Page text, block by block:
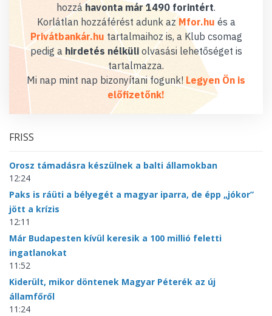
hozzáhavonta már 1490 forintért.
Korlátlan hozzáférést adunk az Mfor.hu és a
Privátbankár.hu tartalmaihoz is, a Klub csomag
pedig a hirdetés nélküliolvasási lehetőséget is
tartalmazza.
Mi nap mint nap bizonyítani fogunk! Legyen Ön is
előfizetőnk!
FRISS
Orosz támadásra készülnek a balti államokban
12:24
Paks is ráüti a bélyegét a magyar iparra, de épp „jókor”
jött a krízis
12:11
Már Budapesten kívül keresik a 100 millió feletti
ingatlanokat
11:52
Kiderült, mikor döntenek Magyar Péterék az új
államfőről
11:24